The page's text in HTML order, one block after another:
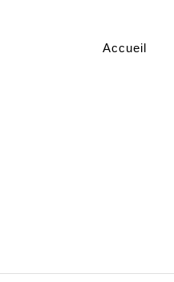
Accueil